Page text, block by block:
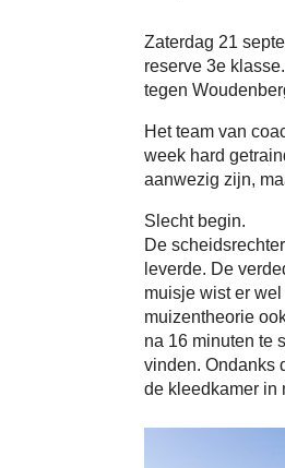
Zaterdag 21
reserve 3e
tegen
Het team van
week hard
aanwezig zijn,
Slecht begin.
De
leverde. De
muisje wist er
muizentheorie
na 16 minuten te
vinden. Ondanks
de kleedkamer in